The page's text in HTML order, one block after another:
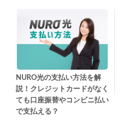
NURO光の支払い方法を解
説！クレジットカードがなく
ても口座振替やコンビニ払い
で支払える？